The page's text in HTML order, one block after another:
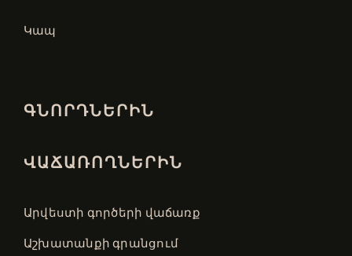
Կապ
ԳՆՈՐԴՆԵՐԻՆ
ՎԱՃԱՌՈՂՆԵՐԻՆ
Արվեստի գործերի վաճառք
Աշխատանքի գրանցում